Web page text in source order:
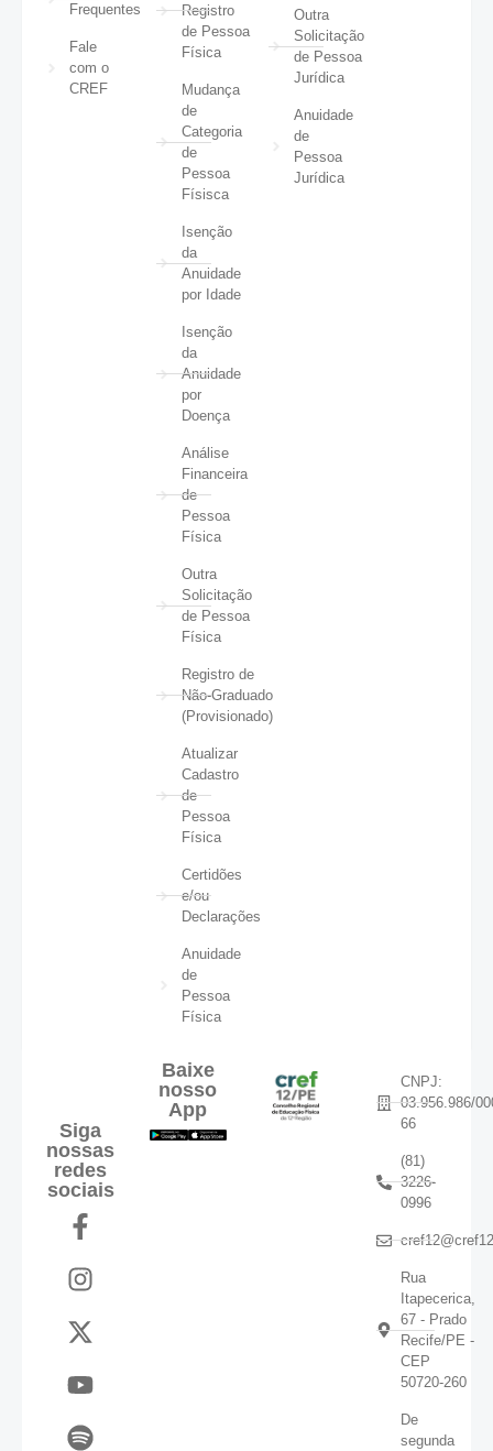
Frequentes
Fale
com o
CREF
Registro
de Pessoa
Física
Mudança
de
Categoria
de
Pessoa
Físisca
Isenção
da
Anuidade
por Idade
Isenção
da
Anuidade
por
Doença
Análise
Financeira
de
Pessoa
Física
Outra
Solicitação
de Pessoa
Física
Registro de
Não-Graduado
(Provisionado)
Atualizar
Cadastro
de
Pessoa
Física
Certidões
e/ou
Declarações
Anuidade
de
Pessoa
Física
Outra
Solicitação
de Pessoa
Jurídica
Anuidade
de
Pessoa
Jurídica
Siga
nossas
redes
sociais
Baixe
nosso
App
CNPJ:
03.956.986/
66
(81)
3226-
0996
Rua
Itapecerica,
67 - Prado
Recife/PE -
CEP
50720-260
De
segunda